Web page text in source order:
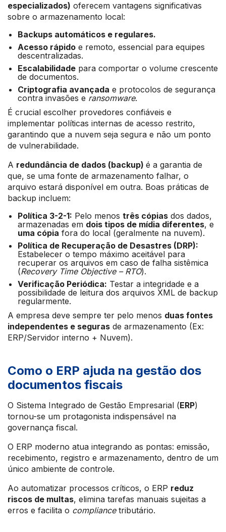
especializados) oferecem vantagens significativas
sobre o armazenamento local:
Backups automáticos e regulares.
Acesso rápido e remoto, essencial para equipes
descentralizadas.
Escalabilidade para comportar o volume crescente
de documentos.
Criptografia avançada e protocolos de segurança
contra invasões e ransomware.
É crucial escolher provedores confiáveis e
implementar políticas internas de acesso restrito,
garantindo que a nuvem seja segura e não um ponto
de vulnerabilidade.
A redundância de dados (backup) é a garantia de
que, se uma fonte de armazenamento falhar, o
arquivo estará disponível em outra. Boas práticas de
backup incluem:
Política 3-2-1: Pelo menos três cópias dos dados,
armazenadas em dois tipos de mídia diferentes, e
uma cópia fora do local (geralmente na nuvem).
Política de Recuperação de Desastres (DRP):
Estabelecer o tempo máximo aceitável para
recuperar os arquivos em caso de falha sistêmica
(Recovery Time Objective – RTO).
Verificação Periódica: Testar a integridade e a
possibilidade de leitura dos arquivos XML de backup
regularmente.
A empresa deve sempre ter pelo menos duas fontes
independentes e seguras de armazenamento (Ex:
ERP/Servidor interno + Nuvem).
Como o ERP ajuda na gestão dos
documentos fiscais
O Sistema Integrado de Gestão Empresarial (ERP)
tornou-se um protagonista indispensável na
governança fiscal.
O ERP moderno atua integrando as pontas: emissão,
recebimento, registro e armazenamento, dentro de um
único ambiente de controle.
Ao automatizar processos críticos, o ERP reduz
riscos de multas, elimina tarefas manuais sujeitas a
erros e facilita o compliancetributário.